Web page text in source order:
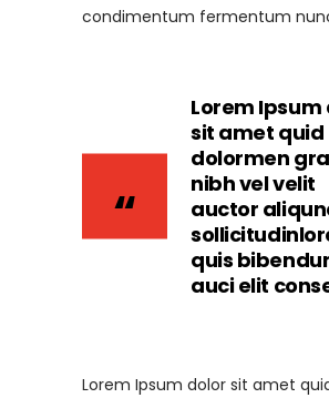
condimentum fermentum
Lorem Ipsum
sit amet quid
dolormen
nibh vel velit
auctor
quis
auci elit
Lorem Ipsum dolor sit amet